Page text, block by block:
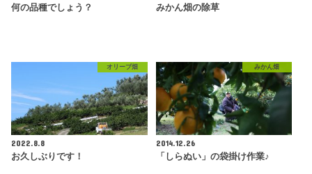
何の品種でしょう？
みかん畑の除草
オリーブ畑
2022.8.8
お久しぶりです！
みかん畑
2014.12.26
「しらぬい」の袋掛け作業♪